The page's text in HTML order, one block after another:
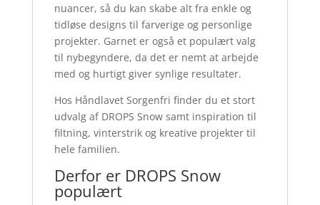
nuancer, så du kan skabe alt fra enkle og
tidløse designs til farverige og personlige
projekter. Garnet er også et populært valg
til nybegyndere, da det er nemt at arbejde
med og hurtigt giver synlige resultater.
Hos Håndlavet Sorgenfri finder du et stort
udvalg af DROPS Snow samt inspiration til
filtning, vinterstrik og kreative projekter til
hele familien.
Derfor er DROPS Snow
populært